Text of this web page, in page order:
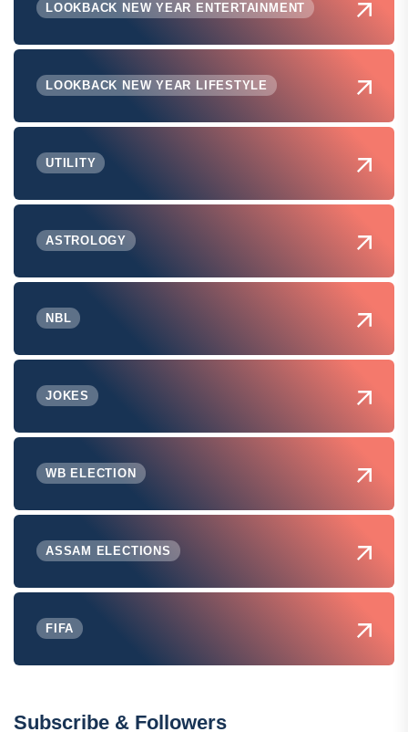
LOOKBACK NEW YEAR ENTERTAINMENT
LOOKBACK NEW YEAR LIFESTYLE
UTILITY
ASTROLOGY
NBL
JOKES
WB ELECTION
ASSAM ELECTIONS
FIFA
Subscribe & Followers